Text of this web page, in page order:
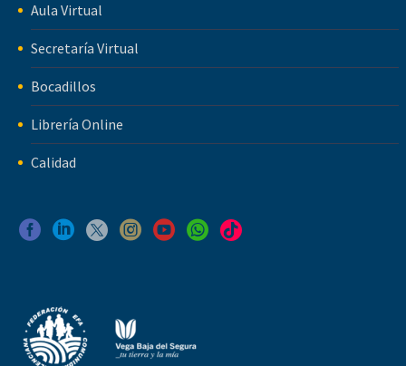
Aula Virtual
Secretaría Virtual
Bocadillos
Librería Online
Calidad